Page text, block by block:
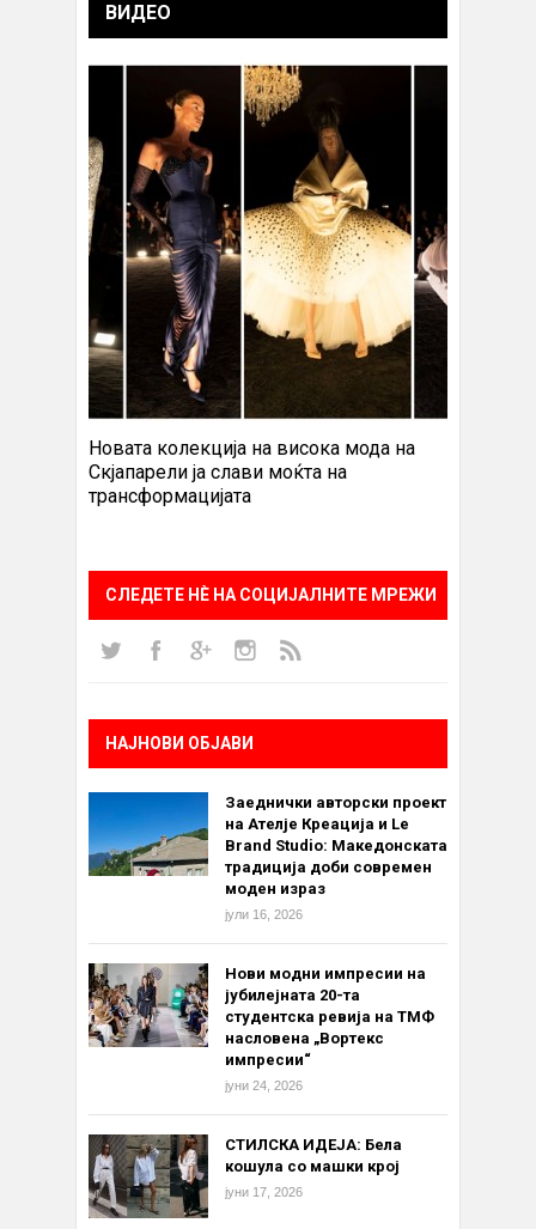
ВИДЕО
Новата колекција на висока мода на
Скјапарели ја слави моќта на
трансформацијата
СЛЕДЕТЕ НÈ НА СОЦИЈАЛНИТЕ МРЕЖИ
НАЈНОВИ ОБЈАВИ
Заеднички авторски проект
на Ателје Креација и Le
Brand Studio: Македонската
традиција доби современ
моден израз
јули 16, 2026
Нови модни импресии на
јубилејната 20-та
студентска ревија на ТМФ
насловена „Вортекс
импресии“
јуни 24, 2026
СТИЛСКА ИДЕЈА: Бела
кошула со машки крој
јуни 17, 2026